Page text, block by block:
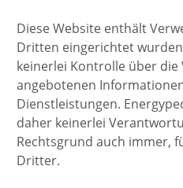
Diese Website enthält
Dritten eingerichtet
keinerlei Kontrolle über
angebotenen
Dienstleistungen.
daher keinerlei
Rechtsgrund auch immer,
Dritter.